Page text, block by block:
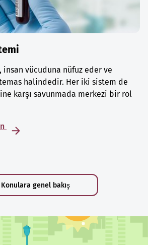
insan vücuduna nüfuz eder ve
halindedir. Her iki sistem de
karşı savunmada merkezi bir rol
Konulara genel bakış